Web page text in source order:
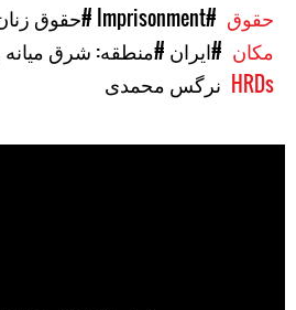
حقوق #Imprisonment
#حقوق
مکان #ایران #منطقه: شرق میانه
HRDs نرگس محمدی